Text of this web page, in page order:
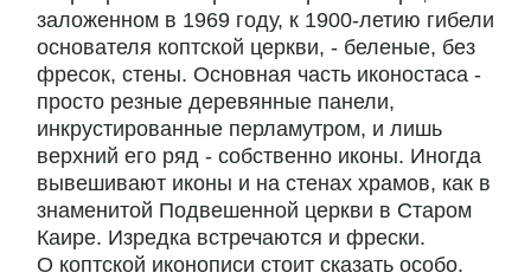
заложенном в 1969 году, к 1900-летию гибели
основателя коптской церкви, - беленые, без
фресок, стены. Основная часть иконостаса -
просто резные деревянные панели,
инкрустированные перламутром, и лишь
верхний его ряд - собственно иконы. Иногда
вывешивают иконы и на стенах храмов, как в
знаменитой Подвешенной церкви в Старом
Каире. Изредка встречаются и фрески.
О коптской иконописи стоит сказать особо.